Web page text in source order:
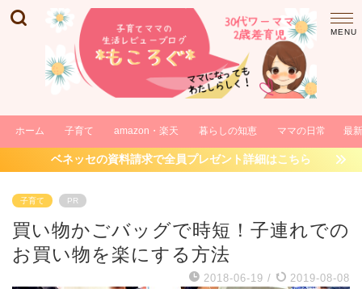
ホーム 子育て amazon・楽天 暮らしの知恵 ママの日常 最
ベネッセの資料請求で全員プレゼント詳細はこちら
子育て PR
買い物かごバッグで時短！子連れでの
お買い物を楽にする方法
2018-06-19 / 2019-08-08